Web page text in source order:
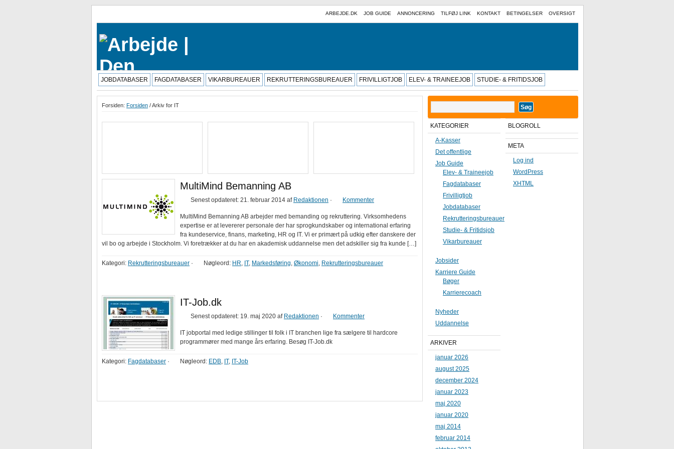
ARBEJDE.DK JOB GUIDE ANNONCERING TILFØJ LINK KONTAKT BETINGELSER OVERSIGT
JOBDATABASER FAGDATABASER VIKARBUREAUER REKRUTTERINGSBUREAUER FRIVILLIGTJOB ELEV- & TRAINEEJOB STUDIE- & FRITIDSJOB
Forsiden: Forsiden / Arkiv for IT
MultiMind Bemanning AB
Senest opdateret: 21. februar 2014 af Redaktionen · Kommenter
MultiMind Bemanning AB arbejder med bemanding og rekruttering. Virksomhedens
expertise er at levererer personale der har sprogkundskaber og international erfaring
fra kundeservice, finans, marketing, HR og IT. Vi er primært på udkig efter danskere der
vil bo og arbejde i Stockholm. Vi foretrækker at du har en akademisk uddannelse men det adskiller sig fra kunde […]
Kategori: Rekrutteringsbureauer · Nøgleord: HR, IT, Markedsføring, Økonomi, Rekrutteringsbureauer
IT-Job.dk
Senest opdateret: 19. maj 2020 af Redaktionen · Kommenter
IT jobportal med ledige stillinger til folk i IT branchen lige fra sælgere til hardcore
programmører med mange års erfaring. Besøg IT-Job.dk
Kategori: Fagdatabaser · Nøgleord: EDB, IT, IT-Job
efter:
KATEGORIER
A-Kasser
Det offentlige
Job Guide
Elev- & Traineejob
Fagdatabaser
Frivilligtjob
Jobdatabaser
Rekrutteringsbureauer
Studie- & Fritidsjob
Vikarbureauer
Jobsider
Karriere Guide
Bøger
Karrierecoach
Nyheder
Uddannelse
ARKIVER
januar 2026
august 2025
december 2024
januar 2023
maj 2020
januar 2020
maj 2014
februar 2014
BLOGROLL
META
Log ind
WordPress
XHTML